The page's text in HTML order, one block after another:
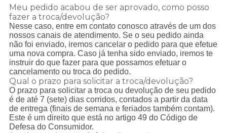
Meu pedido acabou de ser aprovado, como posso
fazer a troca/devolução?
Nesse caso, entre em contato conosco através de um dos
nossos canais de atendimento. Se o seu pedido ainda
não foi enviado, iremos cancelar o pedido para que efetue
uma nova compra. Caso já tenha sido enviado, iremos te
instruir do que fazer para que possamos efetuar o
cancelamento ou troca do pedido.
Qual o prazo para solicitar a troca/devolução?
O prazo para solicitar a troca ou devolução de seu pedido
é de até 7 (sete) dias corridos, contados a partir da data
de entrega (finais de semana e feriados também contam).
Este é um direito que está no artigo 49 do Código de
Defesa do Consumidor.